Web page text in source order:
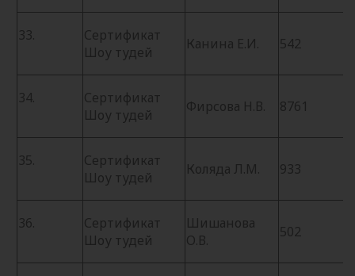
33.
Сертификат
Шоу тудей
Канина Е.И. 542
34.
Сертификат
Шоу тудей
Фирсова Н.В. 8761
35.
Сертификат
Шоу тудей
Коляда Л.М. 933
36.
Сертификат
Шоу тудей
Шишанова
О.В.
502